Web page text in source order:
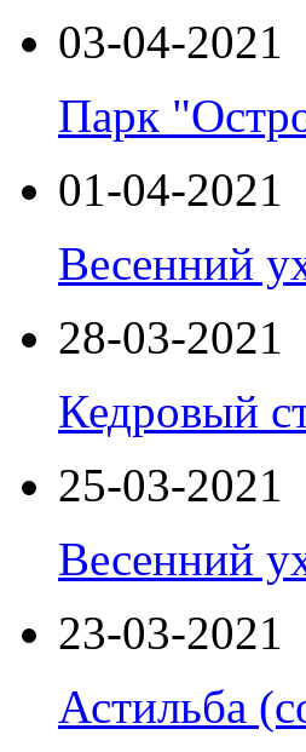
03-04-2021
Парк
01-04-2021
Весенний
28-03-2021
Кедровый
25-03-2021
Весенний
23-03-2021
Астильба